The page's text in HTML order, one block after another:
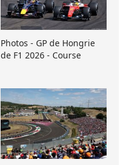
Photos - GP de Hongrie
de F1 2026 - Course